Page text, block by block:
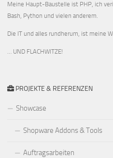
Meine Haupt-Baustelle ist PHP, ich
Bash, Python und vielen anderem.
Die IT und alles rundherum, ist meine
… UND FLACHWITZE!
PROJEKTE & REFERENZEN
Showcase
Shopware Addons & Tools
Auftragsarbeiten